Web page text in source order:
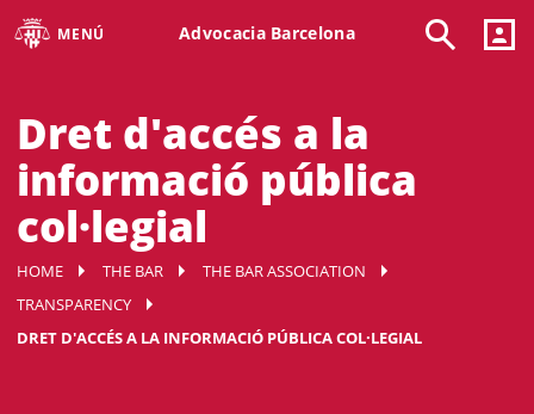
MENÚ Advocacia Barcelona
Dret d'accés a la
informació pública
col·legial
HOME THE BAR
THE BAR ASSOCIATION
TRANSPARENCY
DRET D'ACCÉS A LA INFORMACIÓ PÚBLICA COL·LEGIAL